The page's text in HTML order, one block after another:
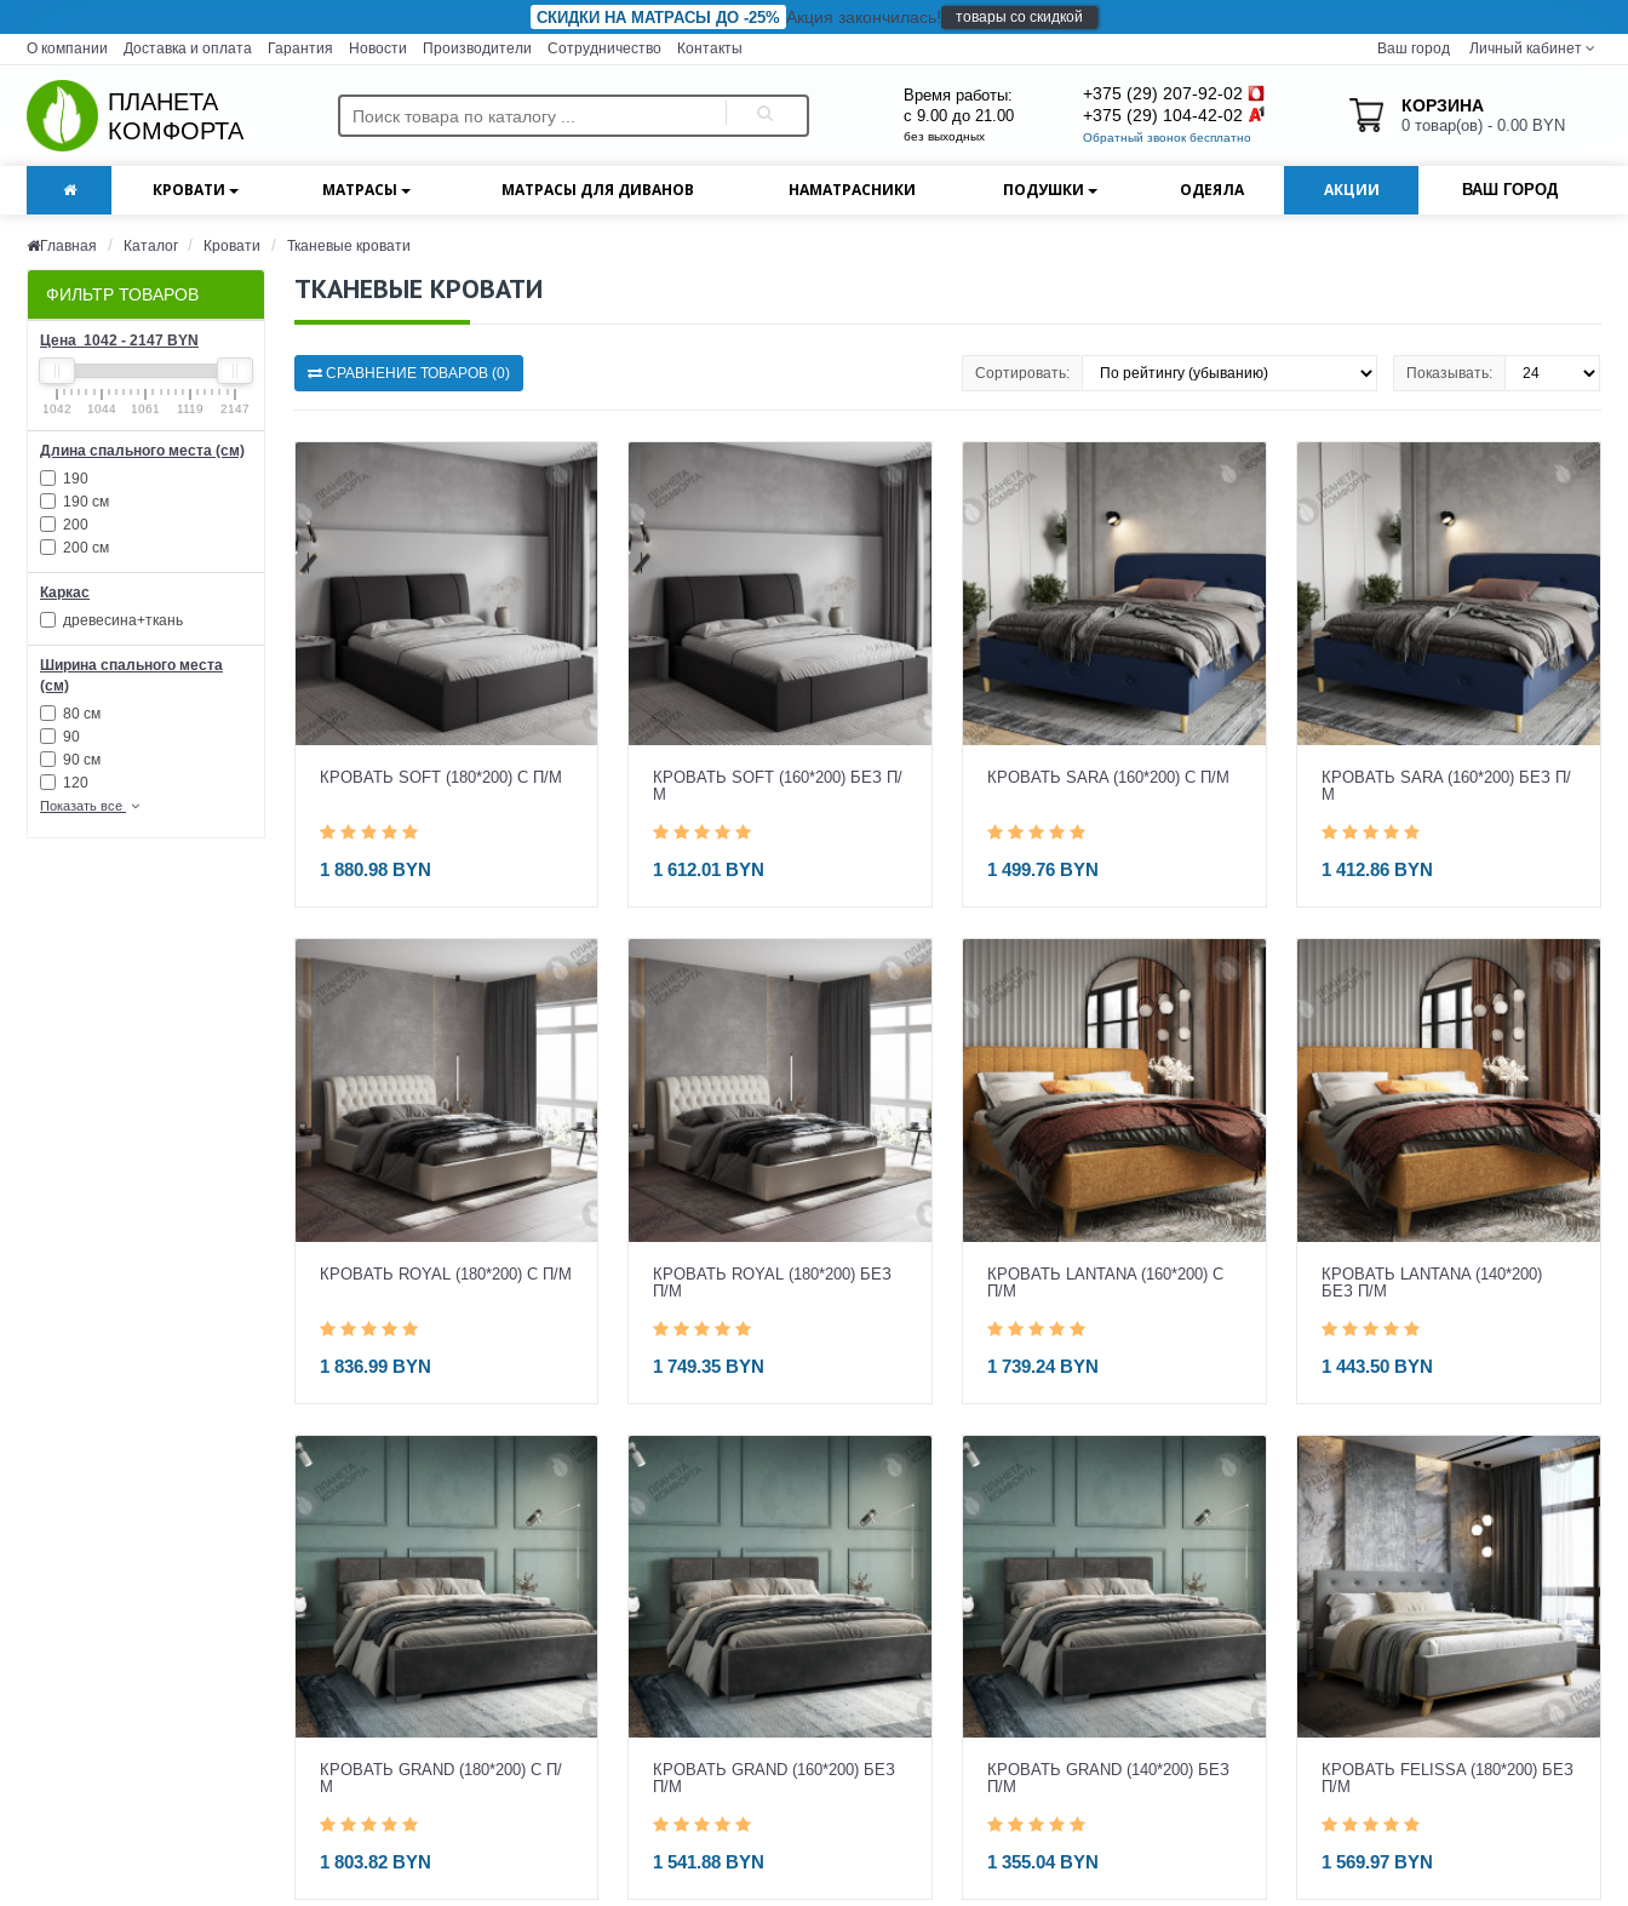
СКИДКИ НА МАТРАСЫ ДО -25% Акция закончилась!
товары со скидкой
О компании
Доставка и оплата Гарантия Новости Производители Сотрудничество Контакты Ваш город Личный кабинет
ПЛАНЕТА
КОМФОРТА
Время работы:
с 9.00 до 21.00
без выходных
+375 (29) 207-92-02
+375 (29) 104-42-02
Обратный звонок бесплатно
КОРЗИНА
0 товар(ов) - 0.00 BYN
КРОВАТИ МАТРАСЫ МАТРАСЫ ДЛЯ ДИВАНОВ НАМАТРАСНИКИ ПОДУШКИ ОДЕЯЛА АКЦИИ ВАШ ГОРОД
Главная Каталог Кровати Тканевые кровати
ФИЛЬТР ТОВАРОВ
Цена 1042 - 2147 BYN
1042 1044 1061 1119 2147
Длина спального места (см)
190
190 см
200
200 см
Каркас
древесина+ткань
Ширина спального места
(см)
80 см
90
90 см
120
Показать все
ТКАНЕВЫЕ КРОВАТИ
СРАВНЕНИЕ ТОВАРОВ (0) Сортировать: Показывать:
КРОВАТЬ SOFT (180*200) С П/М
1 880.98 BYN
КРОВАТЬ SOFT (160*200) БЕЗ П/
М
1 612.01 BYN
КРОВАТЬ SARA (160*200) С П/М
1 499.76 BYN
КРОВАТЬ SARA (160*200) БЕЗ П/
М
1 412.86 BYN
КРОВАТЬ ROYAL (180*200) С П/М
1 836.99 BYN
КРОВАТЬ ROYAL (180*200) БЕЗ
П/М
1 749.35 BYN
КРОВАТЬ LANTANA (160*200) С
П/М
1 739.24 BYN
КРОВАТЬ LANTANA (140*200)
БЕЗ П/М
1 443.50 BYN
КРОВАТЬ GRAND (180*200) С П/
М
1 803.82 BYN
КРОВАТЬ GRAND (160*200) БЕЗ
П/М
1 541.88 BYN
КРОВАТЬ GRAND (140*200) БЕЗ
П/М
1 355.04 BYN
КРОВАТЬ FELISSA (180*200) БЕЗ
П/М
1 569.97 BYN